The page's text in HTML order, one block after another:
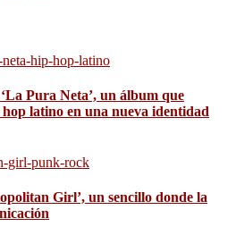
Pura Neta’, un álbum que
latino en una nueva identidad
Girl’, un sencillo donde la